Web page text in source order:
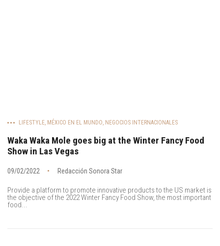
LIFESTYLE, MÉXICO EN EL MUNDO, NEGOCIOS INTERNACIONALES
Waka Waka Mole goes big at the Winter Fancy Food
Show in Las Vegas
09/02/2022 Redacción Sonora Star
Provide a platform to promote innovative products to the US market is
the objective of the 2022 Winter Fancy Food Show, the most important
food...